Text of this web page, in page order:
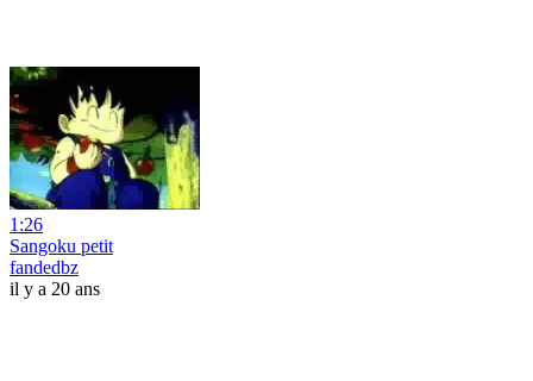
1:26
Sangoku petit
fandedbz
il y a 20 ans